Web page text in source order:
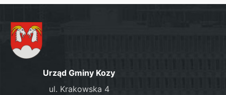
Urząd Gminy Kozy
ul. Krakowska 4